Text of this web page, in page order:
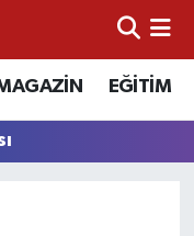
EĞİTİM